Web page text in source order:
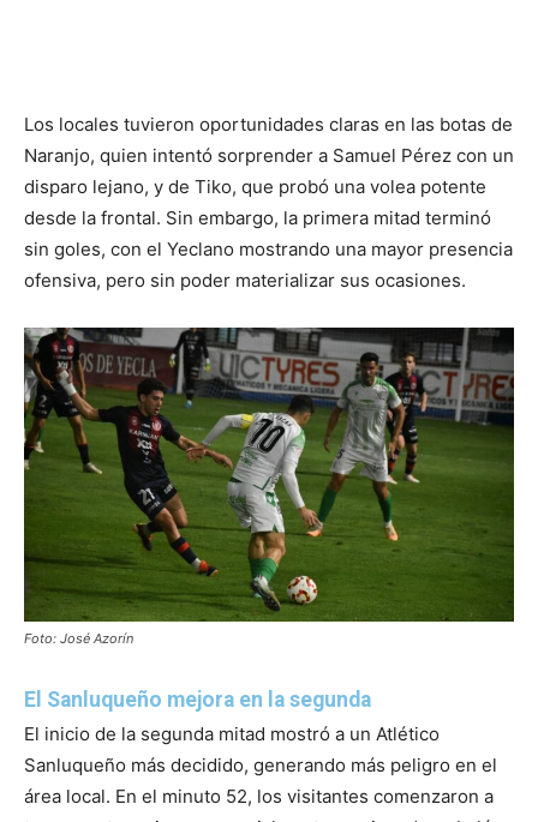
Los locales tuvieron oportunidades claras en las botas de
Naranjo, quien intentó sorprender a Samuel Pérez con un
disparo lejano, y de Tiko, que probó una volea potente
desde la frontal. Sin embargo, la primera mitad terminó
sin goles, con el Yeclano mostrando una mayor presencia
ofensiva, pero sin poder materializar sus ocasiones.
Foto: José Azorín
El Sanluqueño mejora en la segunda
El inicio de la segunda mitad mostró a un Atlético
Sanluqueño más decidido, generando más peligro en el
área local. En el minuto 52, los visitantes comenzaron a